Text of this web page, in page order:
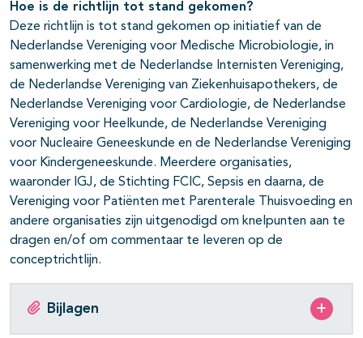
Hoe is de richtlijn tot stand gekomen?
Deze richtlijn is tot stand gekomen op initiatief van de
Nederlandse Vereniging voor Medische Microbiologie, in
samenwerking met de Nederlandse Internisten Vereniging,
de Nederlandse Vereniging van Ziekenhuisapothekers, de
Nederlandse Vereniging voor Cardiologie, de Nederlandse
Vereniging voor Heelkunde, de Nederlandse Vereniging
voor Nucleaire Geneeskunde en de Nederlandse Vereniging
voor Kindergeneeskunde. Meerdere organisaties,
waaronder IGJ, de Stichting FCIC, Sepsis en daarna, de
Vereniging voor Patiënten met Parenterale Thuisvoeding en
andere organisaties zijn uitgenodigd om knelpunten aan te
dragen en/of om commentaar te leveren op de
conceptrichtlijn.
Bijlagen